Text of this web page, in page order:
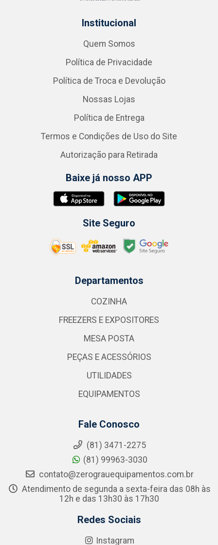
Institucional
Quem Somos
Política de Privacidade
Política de Troca e Devolução
Nossas Lojas
Política de Entrega
Termos e Condições de Uso do Site
Autorização para Retirada
Baixe já nosso APP
Site Seguro
Departamentos
COZINHA
FREEZERS E EXPOSITORES
MESA POSTA
PEÇAS E ACESSÓRIOS
UTILIDADES
EQUIPAMENTOS
Fale Conosco
(81) 3471-2275
(81) 99963-3030
contato@zerograuequipamentos.com.br
Atendimento de segunda a sexta-feira das 08h às
12h e das 13h30 às 17h30
Redes Sociais
Instagram